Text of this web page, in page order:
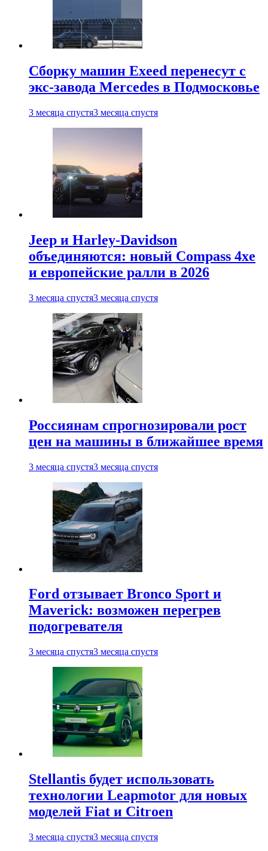
Сборку машин Exeed перенесут с
экс-завода Mercedes в Подмосковье
3 месяца спустя3 месяца спустя
Jeep и Harley-Davidson
объединяются: новый Compass 4xe
и европейские ралли в 2026
3 месяца спустя3 месяца спустя
Россиянам спрогнозировали рост
цен на машины в ближайшее время
3 месяца спустя3 месяца спустя
Ford отзывает Bronco Sport и
Maverick: возможен перегрев
подогревателя
3 месяца спустя3 месяца спустя
Stellantis будет использовать
технологии Leapmotor для новых
моделей Fiat и Citroen
3 месяца спустя3 месяца спустя